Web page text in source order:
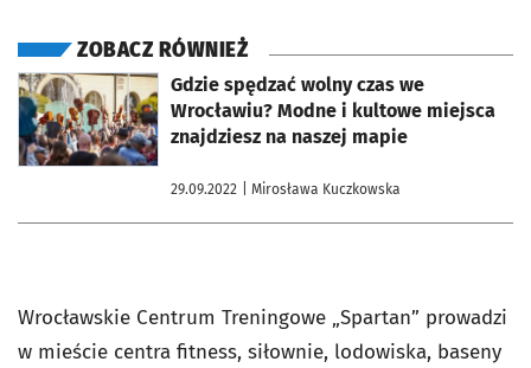
ZOBACZ RÓWNIEŻ
Gdzie spędzać wolny czas we
Wrocławiu? Modne i kultowe miejsca
znajdziesz na naszej mapie
29.09.2022 | Mirosława Kuczkowska
otworzy się w nowej karcie
Wrocławskie Centrum Treningowe „Spartan” prowadzi
w mieście centra fitness, siłownie, lodowiska, baseny